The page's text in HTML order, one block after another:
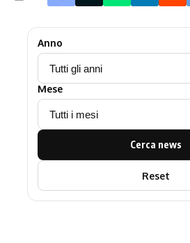
Anno
Mese
Cerca news
Reset